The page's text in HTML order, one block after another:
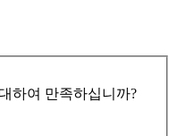
하여 만족하십니까?